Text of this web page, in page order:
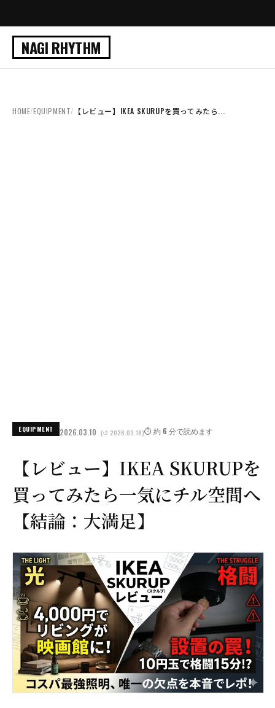
NAGI RHYTHM
HOME/EQUIPMENT/ 【レビュー】IKEA SKURUPを買ってみたら...
EQUIPMENT 2026.03.10 (↺ 2026.03.18)⏱️ 約 6 分で読めます
【レビュー】IKEA SKURUPを
買ってみたら一気にチル空間へ
【結論：大満足】